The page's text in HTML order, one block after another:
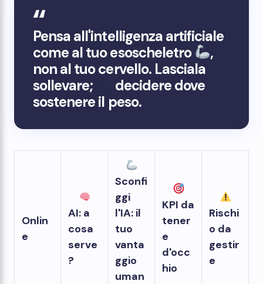
Pensa all'intelligenza artificiale
come al tuo esoscheletro
,
non al tuo cervello. Lasciala
sollevare;
decidere dove
sostenere il peso.
Onlin
e
AI: a
cosa
serve
?
Sconfi
ggi
l'IA: il
tuo
vanta
ggio
uman
KPI da
tener
e
d'occ
hio
Rischi
o da
gestir
e